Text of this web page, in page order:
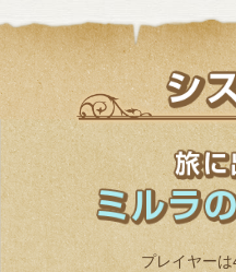
プレイヤー